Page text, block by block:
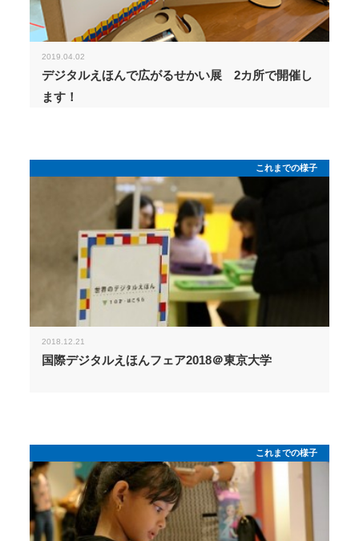
2019.04.02
デジタルえほんで広がるせかい展 2カ所で開催し
ます！
これまでの様子
2018.12.21
国際デジタルえほんフェア2018＠東京大学
これまでの様子